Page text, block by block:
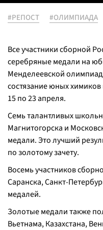
#РЕПОСТ #ОЛИМПИАДА
Все участники сборной
серебряные медали на
Менделеевской
состязание юных химиков
15 по 23 апреля.
Семь талантливых
Магнитогорска и
медали. Это лучший
по золотому зачету.
Восемь участников
Саранска, Санкт-
медалей.
Золотые медали также
Вьетнама, Казахстана,